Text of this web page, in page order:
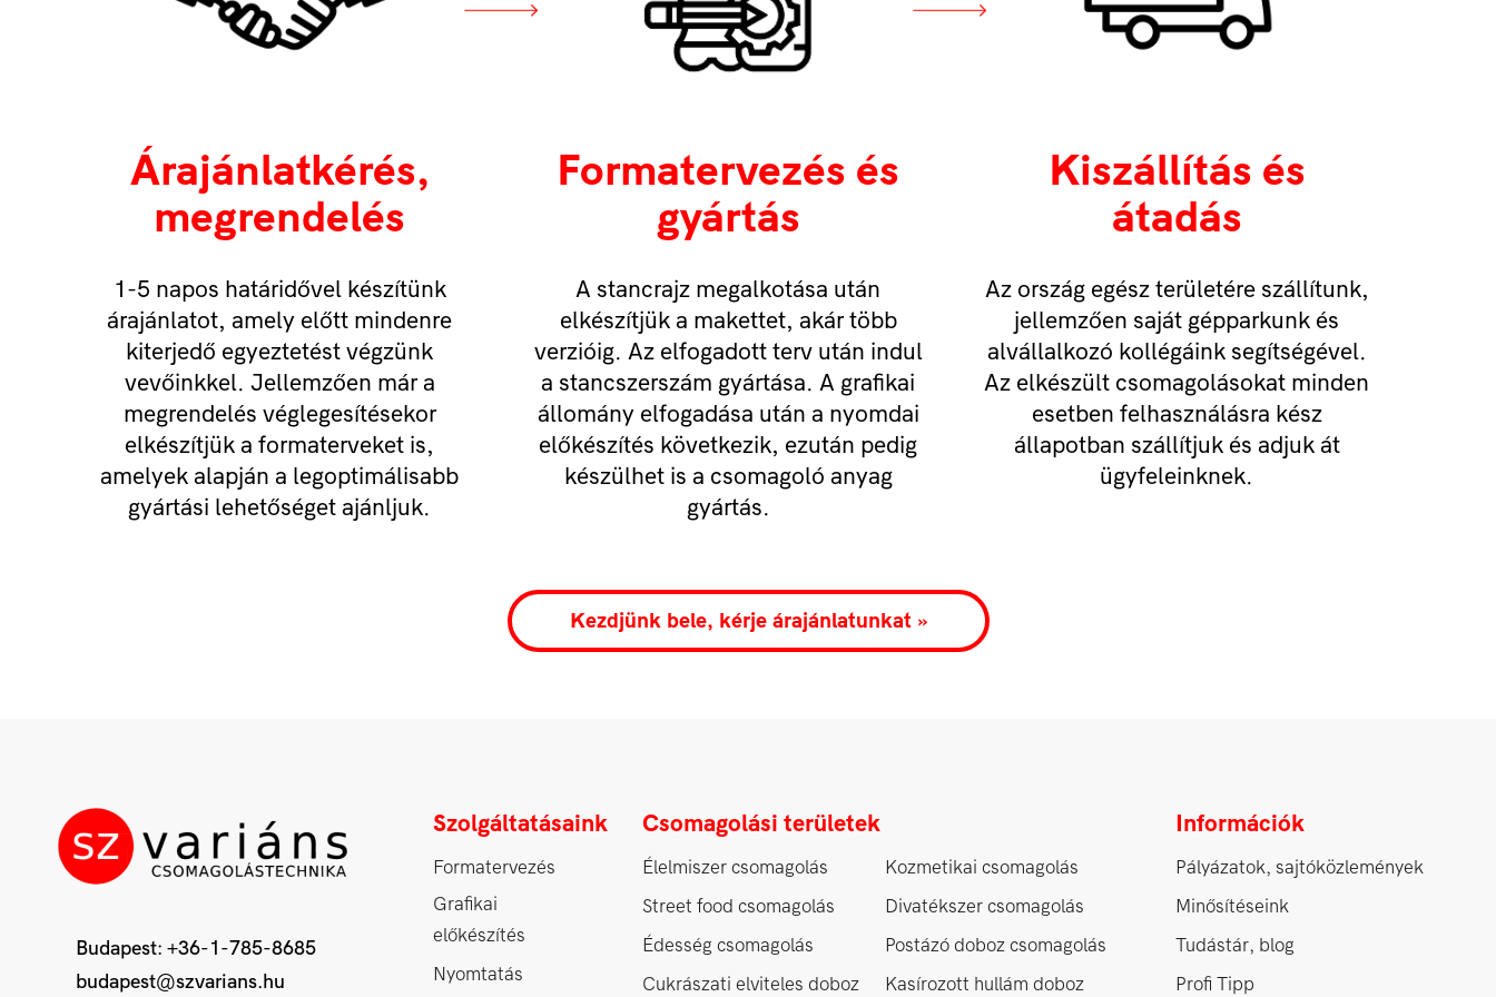
Árajánlatkérés,
megrendelés
1-5 napos határidővel készítünk
árajánlatot, amely előtt mindenre
kiterjedő egyeztetést végzünk
vevőinkkel. Jellemzően már a
megrendelés véglegesítésekor
elkészítjük a formaterveket is,
amelyek alapján a legoptimálisabb
gyártási lehetőséget ajánljuk.
Formatervezés és
gyártás
A stancrajz megalkotása után
elkészítjük a makettet, akár több
verzióig. Az elfogadott terv után indul
a stancszerszám gyártása. A grafikai
állomány elfogadása után a nyomdai
előkészítés következik, ezután pedig
készülhet is a csomagoló anyag
gyártás.
Kiszállítás és
átadás
Az ország egész területére szállítunk,
jellemzően saját gépparkunk és
alvállalkozó kollégáink segítségével.
Az elkészült csomagolásokat minden
esetben felhasználásra kész
állapotban szállítjuk és adjuk át
ügyfeleinknek.
Kezdjünk bele, kérje árajánlatunkat »
Budapest: +36-1-785-8685
budapest@szvarians.hu
Szolgáltatásaink
Formatervezés
Grafikai
előkészítés
Nyomtatás
Csomagolási területek
Élelmiszer csomagolás
Kozmetikai csomagolás
Street food csomagolás
Divatékszer csomagolás
Édesség csomagolás
Postázó doboz csomagolás
Cukrászati elviteles doboz
Kasírozott hullám doboz
Információk
Pályázatok, sajtóközlemények
Minősítéseink
Tudástár, blog
Profi Tipp